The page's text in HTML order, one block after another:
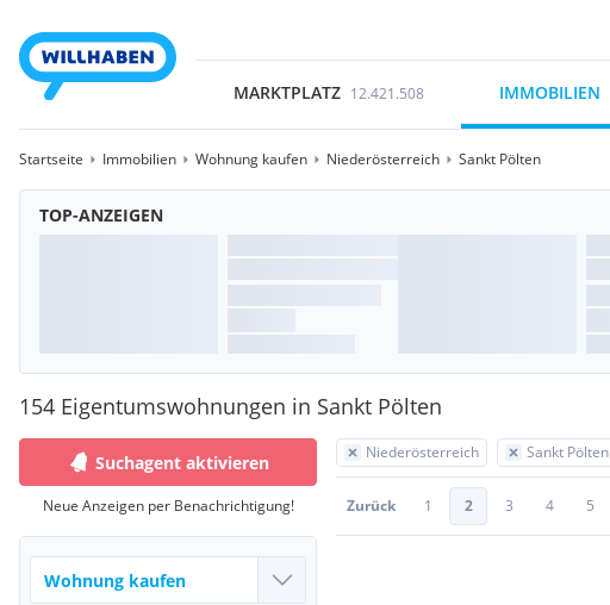
MARKTPLATZ 12.421.508 IMMOBILIEN
Startseite Immobilien Wohnung kaufen Niederösterreich Sankt Pölten
TOP-ANZEIGEN
154 Eigentumswohnungen in Sankt Pölten
Suchagent aktivieren
Neue Anzeigen per Benachrichtigung!
Niederösterreich Sankt Pölten
Zurück 1 2 3 4 5